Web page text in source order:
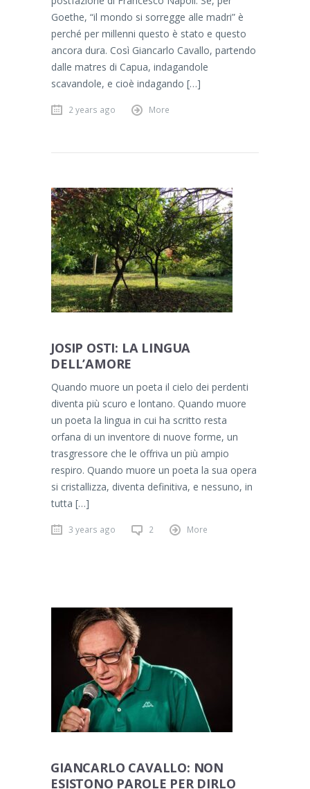
Goethe, “il mondo si sorregge alle madri” è
perché per millenni questo è stato e questo
ancora dura. Così Giancarlo Cavallo, partendo
dalle matres di Capua, indagandole
scavandole, e cioè indagando […]
2 years ago More
JOSIP OSTI: LA LINGUA
DELL’AMORE
Quando muore un poeta il cielo dei perdenti
diventa più scuro e lontano. Quando muore
un poeta la lingua in cui ha scritto resta
orfana di un inventore di nuove forme, un
trasgressore che le offriva un più ampio
respiro. Quando muore un poeta la sua opera
si cristallizza, diventa definitiva, e nessuno, in
tutta […]
3 years ago 2 More
GIANCARLO CAVALLO: NON
ESISTONO PAROLE PER DIRLO